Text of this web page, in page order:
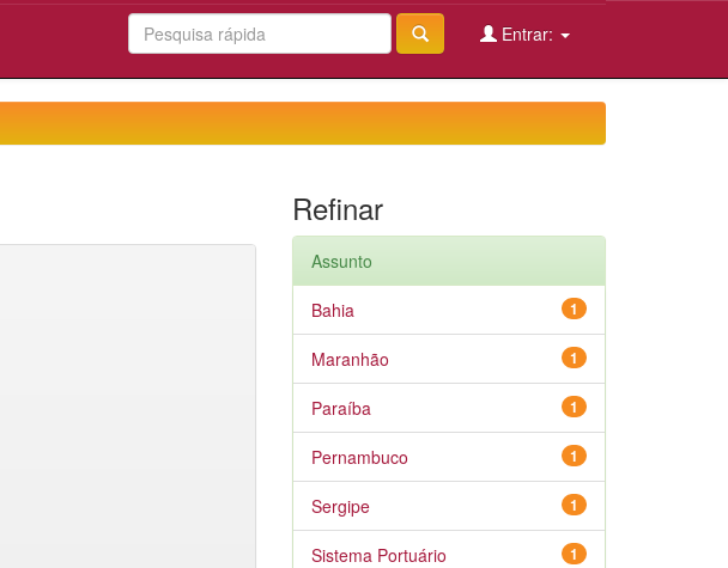
Entrar:
Refinar
Assunto
1
Bahia
1
Maranhão
1
Paraíba
1
Pernambuco
1
Sergipe
1
Sistema Portuário